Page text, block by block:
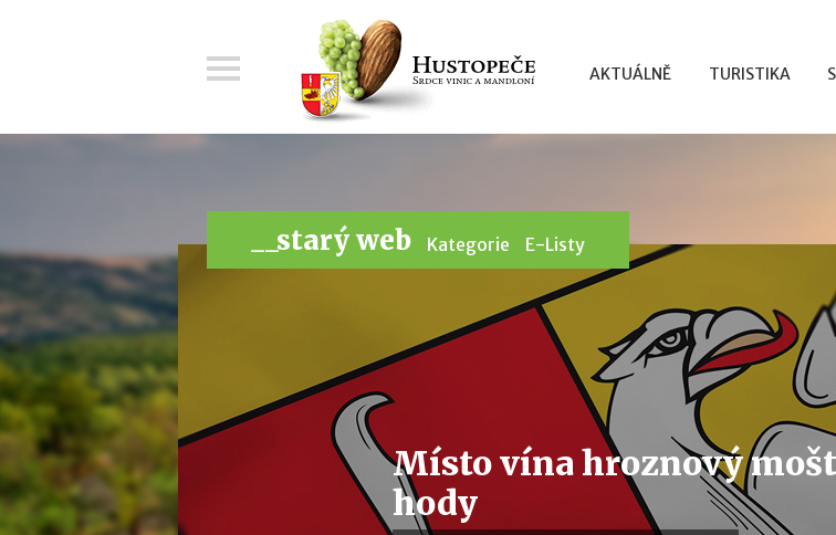
AKTUÁLNĚ TURISTIKA
__starý web Kategorie E-Listy
Místo vína hroznový
hody